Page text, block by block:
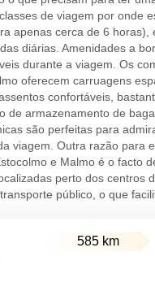
de viagem por onde
apenas cerca de 6 horas),
diárias. Amenidades a
durante a viagem. Os
oferecem carruagens
confortáveis,
de armazenamento de
são perfeitas para
viagem. Outra razão para
e Malmo é o facto
perto dos centros
público, o que
585 km